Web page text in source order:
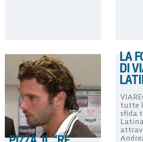
LA
DI
tutte
sfida